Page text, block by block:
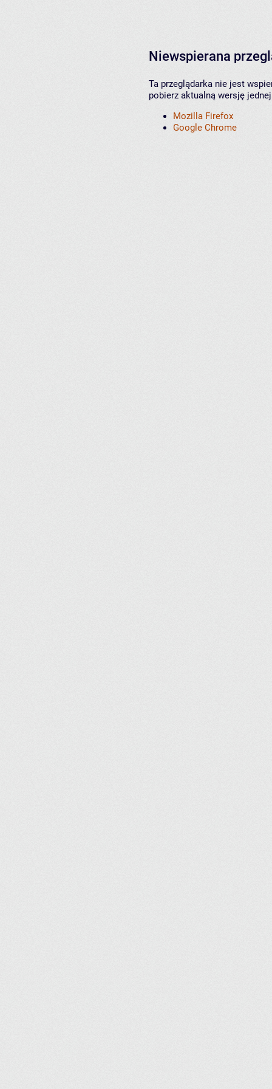
Niewspierana
Ta przeglądarka nie jest
pobierz aktualną wersję
Mozilla Firefox
Google Chrome